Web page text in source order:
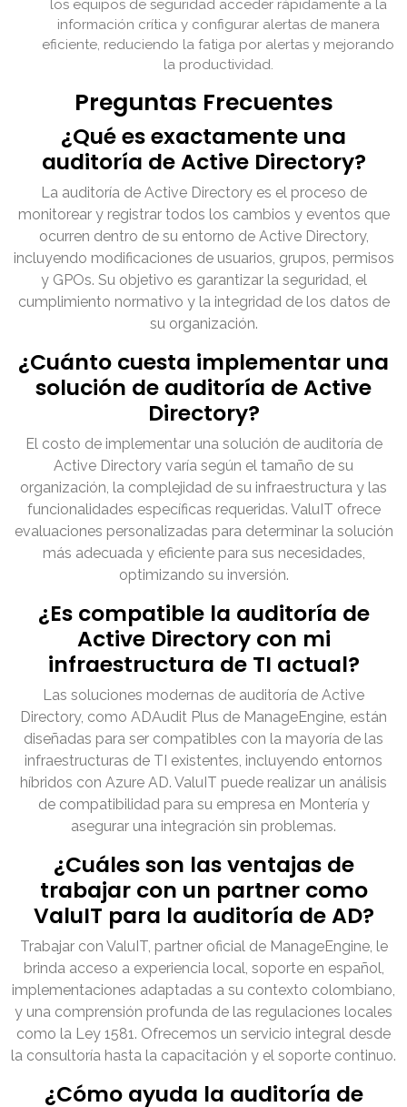
los equipos de seguridad acceder rápidamente a la
información crítica y configurar alertas de manera
eficiente, reduciendo la fatiga por alertas y mejorando
la productividad.
Preguntas Frecuentes
¿Qué es exactamente una
auditoría de Active Directory?
La auditoría de Active Directory es el proceso de
monitorear y registrar todos los cambios y eventos que
ocurren dentro de su entorno de Active Directory,
incluyendo modificaciones de usuarios, grupos, permisos
y GPOs. Su objetivo es garantizar la seguridad, el
cumplimiento normativo y la integridad de los datos de
su organización.
¿Cuánto cuesta implementar una
solución de auditoría de Active
Directory?
El costo de implementar una solución de auditoría de
Active Directory varía según el tamaño de su
organización, la complejidad de su infraestructura y las
funcionalidades específicas requeridas. ValuIT ofrece
evaluaciones personalizadas para determinar la solución
más adecuada y eficiente para sus necesidades,
optimizando su inversión.
¿Es compatible la auditoría de
Active Directory con mi
infraestructura de TI actual?
Las soluciones modernas de auditoría de Active
Directory, como ADAudit Plus de ManageEngine, están
diseñadas para ser compatibles con la mayoría de las
infraestructuras de TI existentes, incluyendo entornos
híbridos con Azure AD. ValuIT puede realizar un análisis
de compatibilidad para su empresa en Montería y
asegurar una integración sin problemas.
¿Cuáles son las ventajas de
trabajar con un partner como
ValuIT para la auditoría de AD?
Trabajar con ValuIT, partner oficial de ManageEngine, le
brinda acceso a experiencia local, soporte en español,
implementaciones adaptadas a su contexto colombiano,
y una comprensión profunda de las regulaciones locales
como la Ley 1581. Ofrecemos un servicio integral desde
la consultoría hasta la capacitación y el soporte continuo.
¿Cómo ayuda la auditoría de